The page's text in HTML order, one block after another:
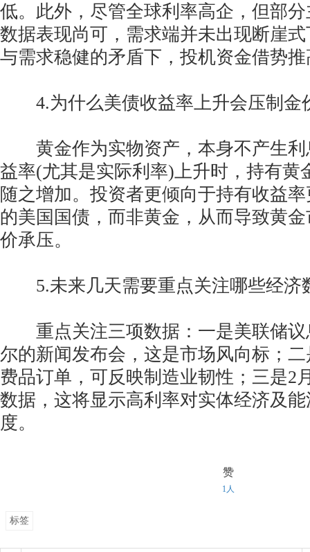
低。此外，尽管全球利率高企，但部
数据表现尚可，需求端并未出现断崖
与需求稳健的矛盾下，投机资金借势
4.为什么美债收益率上升会压制金
黄金作为实物资产，本身不产生利
益率(尤其是实际利率)上升时，持有黄
随之增加。投资者更倾向于持有收益
的美国国债，而非黄金，从而导致黄
价承压。
5.未来几天需要重点关注哪些经济
重点关注三项数据：一是美联储议
尔的新闻发布会，这是市场风向标；
费品订单，可反映制造业韧性；三是2
数据，这将显示高利率对实体经济及
度。
赞
1人
标签